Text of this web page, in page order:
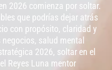
2026 comienza por soltar.
que podrías dejar atrás
con propósito, claridad y
salud mental
2026, soltar en el
Reyes Luna mentor